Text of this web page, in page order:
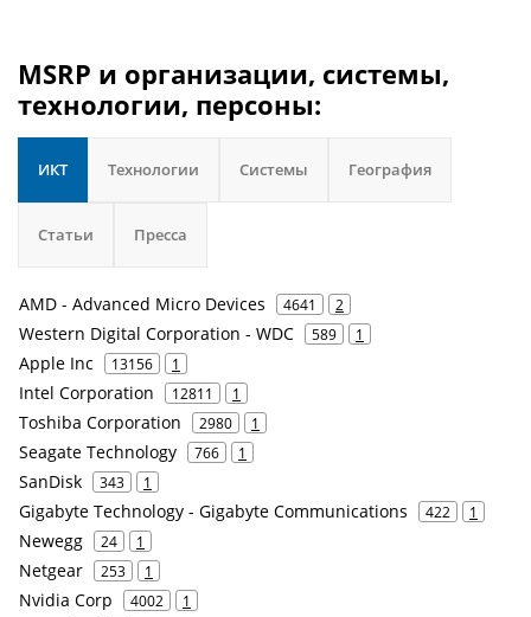
MSRP и организации, системы,
технологии, персоны:
ИКТ Технологии Системы География
Статьи Пресса
AMD - Advanced Micro Devices 4641 2
Western Digital Corporation - WDC 589 1
Apple Inc 13156 1
Intel Corporation 12811 1
Toshiba Corporation 2980 1
Seagate Technology 766 1
SanDisk 343 1
Gigabyte Technology - Gigabyte Communications 422 1
Newegg 24 1
Netgear 253 1
Nvidia Corp 4002 1